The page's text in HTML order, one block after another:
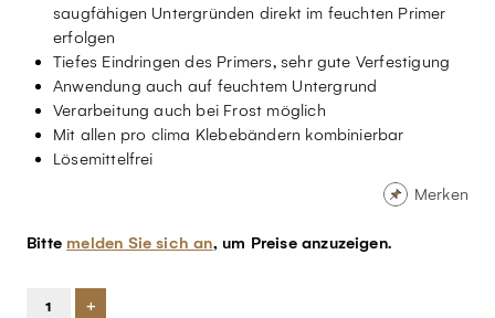
saugfähigen Untergründen direkt im feuchten Primer
erfolgen
Tiefes Eindringen des Primers, sehr gute Verfestigung
Anwendung auch auf feuchtem Untergrund
Verarbeitung auch bei Frost möglich
Mit allen pro clima Klebebändern kombinierbar
Lösemittelfrei
Merken
Bitte melden Sie sich an, um Preise anzuzeigen.
+